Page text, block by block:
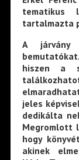
tematikus
tartalmazta
A járvány
hiszen a
jeles
dedikálta
Megromlott
hogy
akinek